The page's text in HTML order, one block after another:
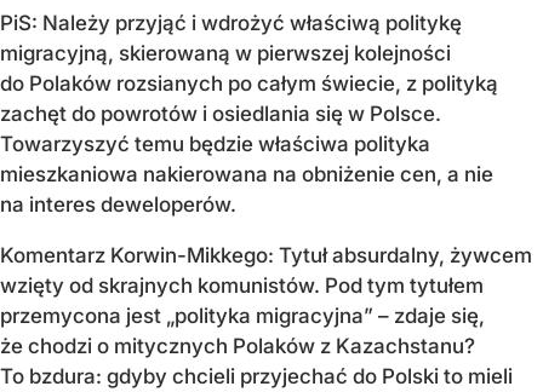
PiS: Należy przyjąć i wdrożyć właściwą politykę
migracyjną, skierowaną w pierwszej kolejności
do Polaków rozsianych po całym świecie, z polityką
zachęt do powrotów i osiedlania się w Polsce.
Towarzyszyć temu będzie właściwa polityka
mieszkaniowa nakierowana na obniżenie cen, a nie
na interes deweloperów.
Komentarz Korwin-Mikkego: Tytuł absurdalny, żywcem
wzięty od skrajnych komunistów. Pod tym tytułem
przemycona jest „polityka migracyjna” – zdaje się,
że chodzi o mitycznych Polaków z Kazachstanu?
To bzdura: gdyby chcieli przyjechać do Polski to mieli